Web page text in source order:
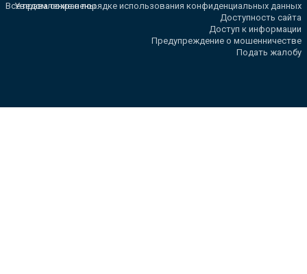
Все права сохранены.
Уведомление о порядке использования конфиденциальных данных
Доступность сайта
Доступ к информации
Предупреждение о мошенничестве
Подать жалобу